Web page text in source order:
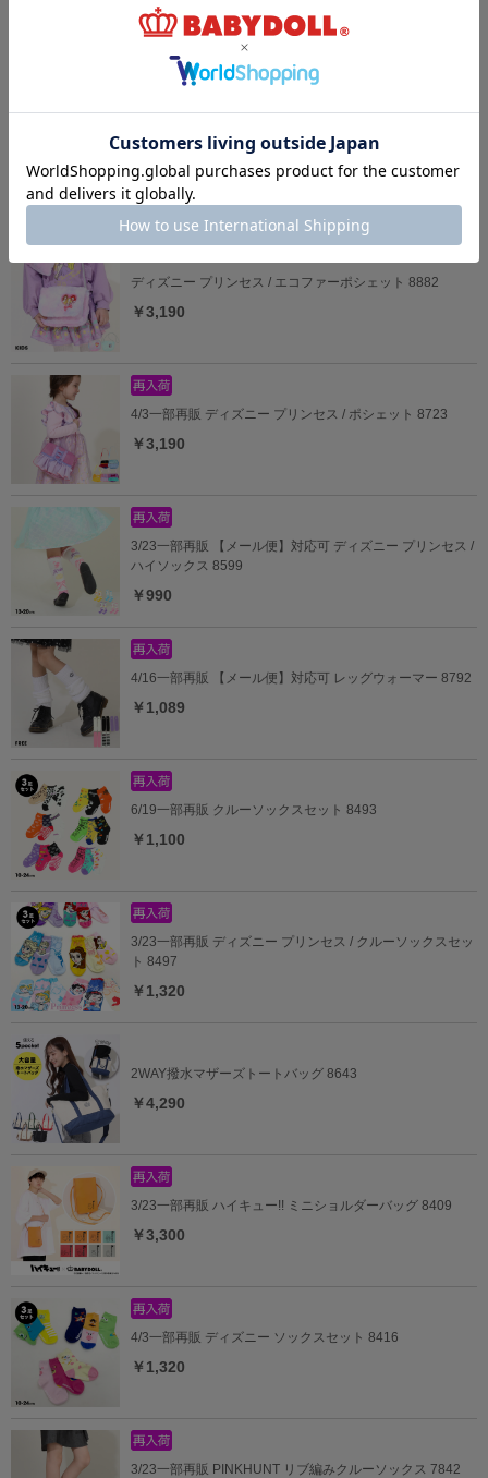
4/3一部再販 ディズニー クルーソックスセット 9134
6/19一部再販 ディズニー トイ・ストーリー クルーソック
スセット 9135
￥1,320
ディズニー プリンセス / エコファーポシェット 8882
￥3,190
4/3一部再販 ディズニー プリンセス / ポシェット 8723
￥3,190
3/23一部再販 【メール便】対応可 ディズニー プリンセス /
ハイソックス 8599
￥990
4/16一部再販 【メール便】対応可 レッグウォーマー 8792
￥1,089
6/19一部再販 クルーソックスセット 8493
￥1,100
3/23一部再販 ディズニー プリンセス / クルーソックスセッ
ト 8497
￥1,320
2WAY撥水マザーズトートバッグ 8643
￥4,290
3/23一部再販 ハイキュー!! ミニショルダーバッグ 8409
￥3,300
4/3一部再販 ディズニー ソックスセット 8416
￥1,320
3/23一部再販 PINKHUNT リブ編みクルーソックス 7842